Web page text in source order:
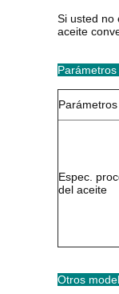
Si usted no
aceite
Parámetros
Espec.
del aceite
Otros